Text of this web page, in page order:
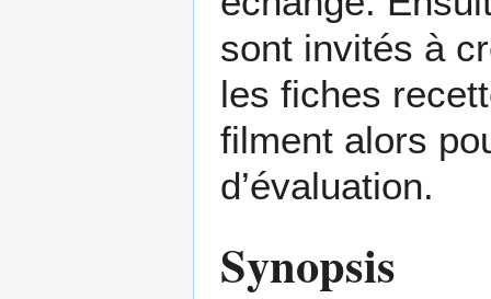
sont invités à
les fiches
filment alors
d’évaluation.
Synopsis